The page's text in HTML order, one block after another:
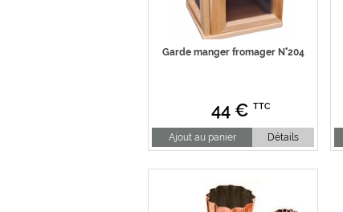
Garde manger fromager N°204
44€ TTC
Ajout au panier Détails